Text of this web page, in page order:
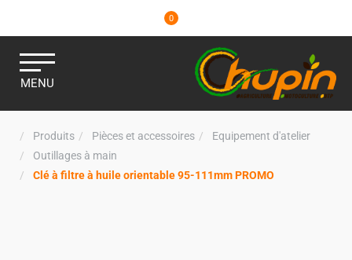
0
MENU
Produits Pièces et accessoires
Equipement d'atelier
Outillages à main
Clé à filtre à huile orientable 95-111mm PROMO